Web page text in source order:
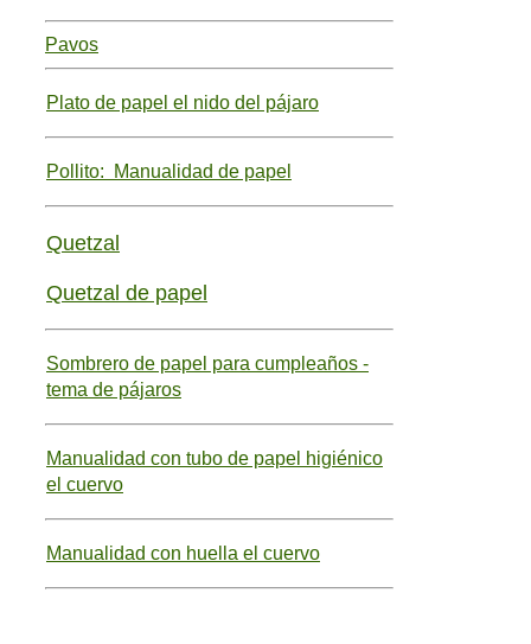
Pavos
Plato de papel el nido del pájaro
Pollito: Manualidad de papel
Quetzal
Quetzal de papel
Sombrero de papel para cumpleaños -
tema de pájaros
Manualidad con tubo de papel higiénico
el cuervo
Manualidad con huella el cuervo